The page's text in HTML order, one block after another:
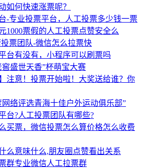
如何快速涨票呢？
-专业投票平台，人工投票多少钱一票
1000票假的人工投票点赞安全么
票团队-微信怎么拉票快
台有没有，小程序可以刷票吗
盛世天香”杯萌宝大赛
注意！投票开始啦！大奖送给谁？你
网络评选青海十佳户外运动俱乐部”
台?人工投票团队有哪些?
买票，微信投票怎么算价格怎么收费
么意味什么,朋友圈点赞看出关系
群专业微信人工拉票群